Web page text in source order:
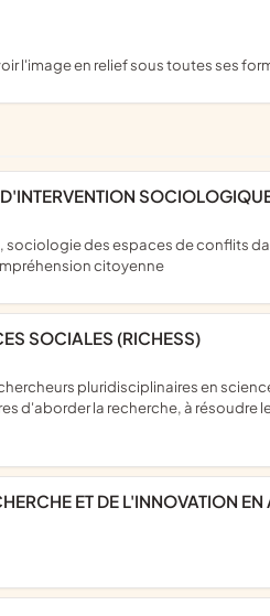
l'image en relief sous toutes ses
D'INTERVENTION
citoyenne
SOCIALES (RICHESS)
d'aborder la recherche, à résoudre
ET DE L'INNOVATION